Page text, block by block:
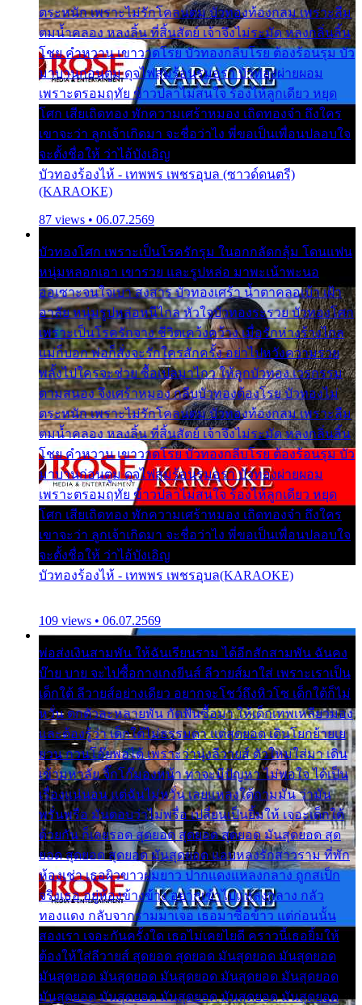
ตระหนัก เพราะไม่รักโคลนตม บัวทองท้องกลม เพราะลืม
ตมน้ำคลอง หลงลิ้น ที่สิ้นสัตย์ เจ้าจึงไม่ระมัด หลงกลิ่นลิ้น
โชย คำหวาน เขาวาดโรย บัวทองกลีบโรย ต้องร้อนรุม บัว
มาบานก่อนตูม ดุจไฟสุมร้อนรุมอุรา บัวทองผ่ายผอม
เพราะตรอมฤทัย ข้าวปลาไม่สนใจ ร้องไห้ลูกเดียว หยุด
โศก เสียเถิดทอง พักความเศร้าหมอง เถิดทองจ๋า ถึงใคร
เขาจะว่า ลูกเจ้าเกิดมา จะชื่อว่าไง พี่ขอเป็นเพื่อนปลอบใจ
จะตั้งชื่อให้ ว่าไอ้บังเอิญ
บัวทองร้องไห้ - เทพพร เพชรอุบล (ซาวด์ดนตรี)
(KARAOKE)
87 views • 06.07.2569
บัวทองโศก เพราะเป็นโรครักรุม ในอกกลัดกลุ้ม โดนแฟน
หนุ่มหลอกเอา เขารวย และรูปหล่อ มาพะเน้าพะนอ
ออเซาะจนใจเบา สงสาร บัวทองเศร้า น้ำตาคลอเบ้า เฝ้า
อาลัย หนุ่มรูปหล่อหนีไกล หัวใจบัวทองระรวย บัวทองโศก
เพราะเป็นโรครักจาง ชีวิตเคว้งคว้าง เมื่อรักห่างร้างไกล
แม่ก็บอก พ่อก็สั่งจะรักใครสักครั้ง อย่าไปหวังความรวย
พลั้งไปใครจะช่วย ซื้อเปลมาไกว ให้ลูกบัวทอง เวรกรรม
ตามสนอง จึงเศร้าหมอง กลีบบัวทองต้องโรย บัวทองไม่
ตระหนัก เพราะไม่รักโคลนตม บัวทองท้องกลม เพราะลืม
ตมน้ำคลอง หลงลิ้น ที่สิ้นสัตย์ เจ้าจึงไม่ระมัด หลงกลิ่นลิ้น
โชย คำหวาน เขาวาดโรย บัวทองกลีบโรย ต้องร้อนรุม บัว
มาบานก่อนตูม ดุจไฟสุมร้อนรุมอุรา บัวทองผ่ายผอม
เพราะตรอมฤทัย ข้าวปลาไม่สนใจ ร้องไห้ลูกเดียว หยุด
โศก เสียเถิดทอง พักความเศร้าหมอง เถิดทองจ๋า ถึงใคร
เขาจะว่า ลูกเจ้าเกิดมา จะชื่อว่าไง พี่ขอเป็นเพื่อนปลอบใจ
จะตั้งชื่อให้ ว่าไอ้บังเอิญ
บัวทองร้องไห้ - เทพพร เพชรอุบล(KARAOKE)
109 views • 06.07.2569
พ่อส่งเงินสามพัน ให้ฉันเรียนราม ได้อีกสักสามพัน ฉันคง
บ๊าย บาย จะไปซื้อกางเกงยีนส์ ลีวายส์มาใส่ เพราะเราเป็น
เด็กใต้ ลีวายส์อย่างเดียว อยากจะโชว์ถึงหิวโซ เด็กใต้ก็ไม่
หวั่น ตกตัวละหลายพัน กัดฟันซื้อมา ให้เด็กเทพเหลียวมอง
และต้องรู้ว่า เด็กใต้ไม่ธรรมดา แต่สุดยอด เดินโยกย้ายเย
ยวน กวนโอ๊ยพอได้ เพราะว่านุ่งลีวายส์ ตัวใหม่ใส่มา เดิน
เข้ามหาลัย จิ๊กโก๊มองหน้า ท่าจะมีปัญหา ไม่พอใจ ได้เป็น
เรื่องแน่นอน แต่ฉันไม่หวั่น เลยแหลงใต้ถามมัน ว่ามัน
พรั่นพรือ มันตอบว่าไม่พรื่อ เปลี่ยนเป็นยิ้มให้ เจอะเด็กใต้
ด้วยกัน ก็เลยรอด สุดยอด สุดยอด สุดยอด มันสุดยอด สุด
ยอด สุดยอด สุดยอด มันสุดยอด แอบหลงรักสาวราม ที่พัก
ห้องเช่า เธอผิวขาวผมยาว ปากแดงแหลงกลาง ถูกสเป็ก
จริงเธอ อยู่ห้องข้างข้าง อยากเข้าไปแหลงกลาง กลัว
ทองแดง กลับจากรามมาเจอ เธอมาซื้อข้าว แต่ก่อนนั้น
สองเรา เจอะกันครั้งใด เธอไม่เคยไยดี คราวนี้เธอยิ้มให้
ต้องให้ใส่ลีวายส์ สุดยอด สุดยอด มันสุดยอด มันสุดยอด
มันสุดยอด มันสุดยอด มันสุดยอด มันสุดยอด มันสุดยอด
มันสุดยอด มันสุดยอด มันสุดยอด มันสุดยอด มันสุดยอด